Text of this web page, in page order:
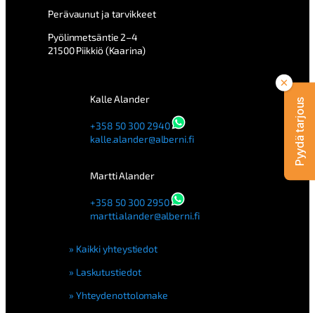
Perävaunut ja tarvikkeet
Pyölinmetsäntie 2–4
21500 Piikkiö (Kaarina)
Kalle Alander
+358 50 300 2940
kalle.alander@alberni.fi
Martti Alander
+358 50 300 2950
martti.alander@alberni.fi
Kaikki yhteystiedot
Laskutustiedot
Yhteydenottolomake
Pyydä tarjous